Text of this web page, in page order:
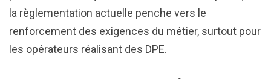
la règlementation actuelle penche vers le
renforcement des exigences du métier, surtout pour
les opérateurs réalisant des DPE.